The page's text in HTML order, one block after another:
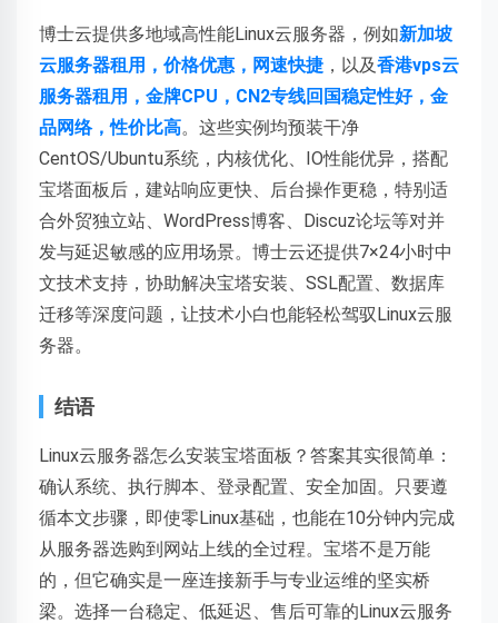
博士云提供多地域高性能Linux云服务器，例如新加坡
云服务器租用，价格优惠，网速快捷 ，以及香港vps云
服务器租用，金牌CPU，CN2专线回国稳定性好，金
品网络，性价比高。这些实例均预装干净
CentOS/Ubuntu系统，内核优化、IO性能优异，搭配
宝塔面板后，建站响应更快、后台操作更稳，特别适
合外贸独立站、WordPress博客、Discuz论坛等对并
发与延迟敏感的应用场景。博士云还提供7×24小时中
文技术支持，协助解决宝塔安装、SSL配置、数据库
迁移等深度问题，让技术小白也能轻松驾驭Linux云服
务器。
结语
Linux云服务器怎么安装宝塔面板？答案其实很简单：
确认系统、执行脚本、登录配置、安全加固。只要遵
循本文步骤，即使零Linux基础，也能在10分钟内完成
从服务器选购到网站上线的全过程。宝塔不是万能
的，但它确实是一座连接新手与专业运维的坚实桥
梁。选择一台稳定、低延迟、售后可靠的Linux云服务